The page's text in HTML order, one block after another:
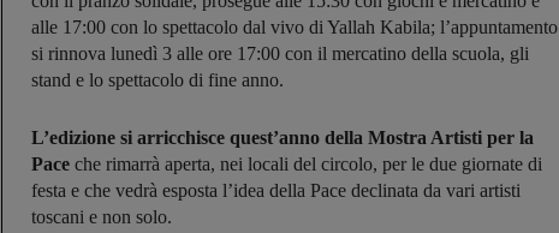
alle 17:00 con lo spettacolo dal vivo di Yallah Kabila; l’appuntamento
si rinnova lunedì 3 alle ore 17:00 con il mercatino della scuola, gli
stand e lo spettacolo di fine anno.
L’edizione si arricchisce quest’anno della Mostra Artisti per la
Pace che rimarrà aperta, nei locali del circolo, per le due giornate di
festa e che vedrà esposta l’idea della Pace declinata da vari artisti
toscani e non solo.